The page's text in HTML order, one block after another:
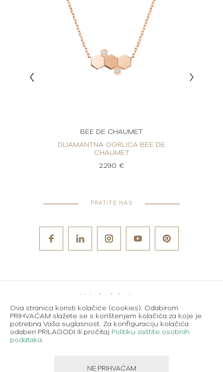
BEE DE CHAUMET
DIJAMANTNA OGRLICA BEE DE
CHAUMET
2.290 €
PRATITE NAS
Metode plaćanja
Karijere
Uvjeti korištenja
Ova stranica koristi kolačiće (cookies). Odabirom
PRIHVAĆAM slažete se s korištenjem kolačića za koje je
potrebna Vaša suglasnost. Za konfiguraciju kolačića
odaberi PRILAGODI ili pročitaj Politiku zaštite osobnih
podataka.
NE PRIHVAĆAM